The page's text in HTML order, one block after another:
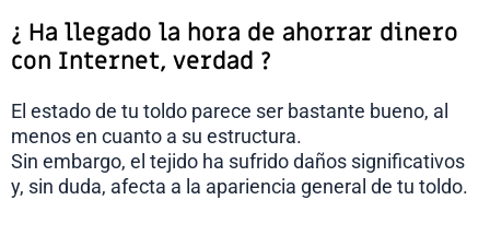
¿ Ha llegado la hora de ahorrar dinero
con Internet, verdad ?
El estado de tu toldo parece ser bastante bueno, al
menos en cuanto a su estructura.
Sin embargo, el tejido ha sufrido daños significativos
y, sin duda, afecta a la apariencia general de tu toldo.